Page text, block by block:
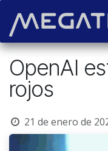
OpenAI
rojos
21 de enero de